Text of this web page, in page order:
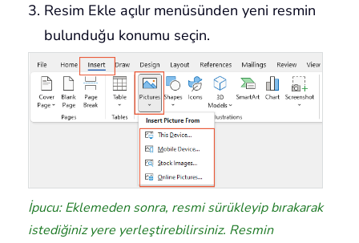
Resim Ekle açılır menüsünden yeni resmin
bulunduğu konumu seçin.
İpucu: Eklemeden sonra, resmi sürükleyip bırakarak
istediğiniz yere yerleştirebilirsiniz. Resmin